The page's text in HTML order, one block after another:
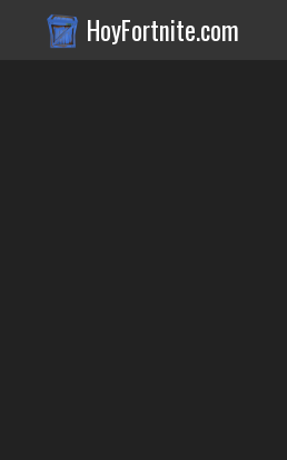
HoyFortnite.com